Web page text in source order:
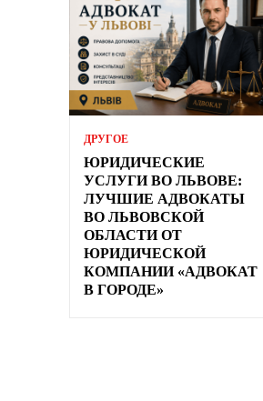
ДРУГОЕ
ЮРИДИЧЕСКИЕ
УСЛУГИ ВО ЛЬВОВЕ:
ЛУЧШИЕ АДВОКАТЫ
ВО ЛЬВОВСКОЙ
ОБЛАСТИ ОТ
ЮРИДИЧЕСКОЙ
КОМПАНИИ «АДВОКАТ
В ГОРОДЕ»